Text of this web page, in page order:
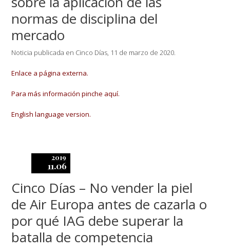
normas de disciplina del
mercado
Noticia publicada en Cinco Días, 11 de marzo de 2020.
Enlace a página externa.
Para más información pinche aquí.
English language version.
2019
11.06
Cinco Días – No vender la piel
de Air Europa antes de cazarla o
por qué IAG debe superar la
batalla de competencia